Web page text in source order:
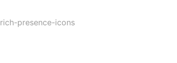
rich-presence-icons